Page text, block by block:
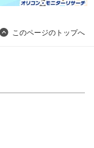
このページのトップへ